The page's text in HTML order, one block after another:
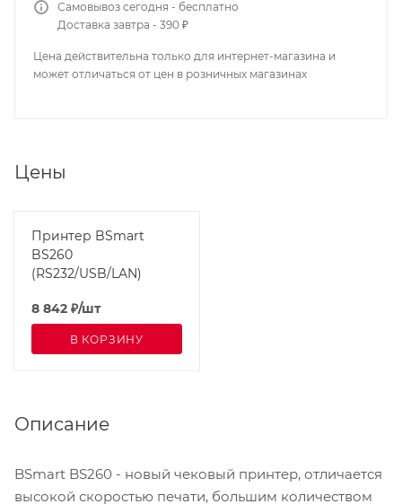
Самовывоз сегодня - бесплатно
Доставка завтра - 390 ₽
Цена действительна только для интернет-магазина и
может отличаться от цен в розничных магазинах
Цены
Принтер BSmart
BS260
(RS232/USB/LAN)
8 842 ₽/шт
В КОРЗИНУ
Описание
BSmart BS260 - новый чековый принтер, отличается
высокой скоростью печати, большим количеством